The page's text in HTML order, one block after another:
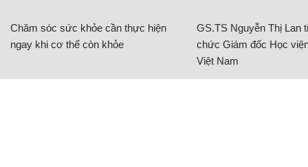
Chăm sóc sức khỏe cần thực hiện
ngay khi cơ thể còn khỏe
GS.TS Nguyễn Thị Lan
chức Giám đốc Học
Việt Nam